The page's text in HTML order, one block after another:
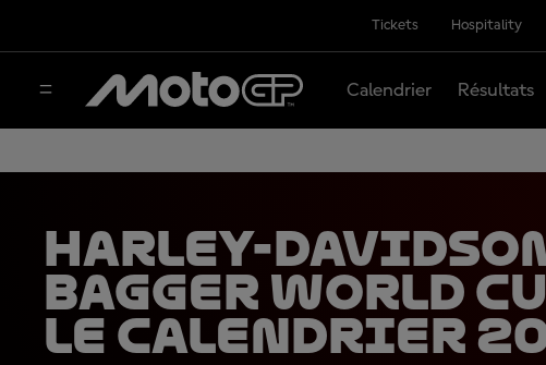
Tickets Hospitality
Calendrier Résultats
Harley-
Bagger World
le calendrier